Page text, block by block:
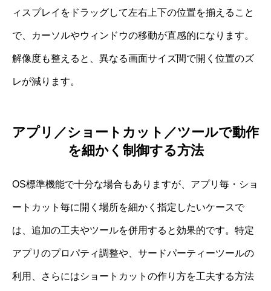
ィスプレイをドラッグして左右上下の位置を揃えること
で、カーソルやウィンドウの移動が直感的になります。
解像度も整えると、異なる画面サイズ間で開く位置のズ
レが減ります。
アプリ／ショートカット／ツールで動作
を細かく制御する方法
OS標準機能で十分な場合もありますが、アプリ毎・ショ
ートカット毎に開く場所を細かく指定したいケースで
は、追加の工夫やツールを併用すると効果的です。特定
アプリのプロパティ調整や、サードパーティーツールの
利用、さらにはショートカットの作り方を工夫する方法